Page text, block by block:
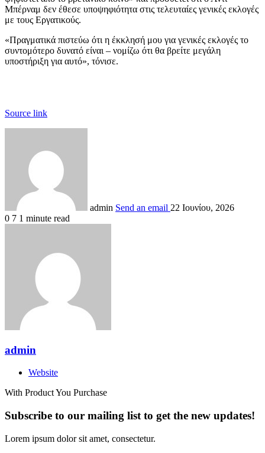
Μπέρναμ δεν έθεσε υποψηφιότητα στις τελευταίες γενικές εκλογές
με τους Εργατικούς.
«Πραγματικά πιστεύω ότι η έκκλησή μου για γενικές εκλογές το
συντομότερο δυνατό είναι – νομίζω ότι θα βρείτε μεγάλη
υποστήριξη για αυτό», τόνισε.
Source link
admin Send an email 22 Ιουνίου, 2026
0 7 1 minute read
admin
Website
With Product You Purchase
Subscribe to our mailing list to get the new updates!
Lorem ipsum dolor sit amet, consectetur.